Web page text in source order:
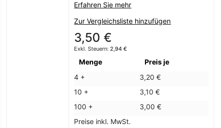
Erfahren Sie mehr
Zur Vergleichsliste hinzufügen
3,50 €
2,94 €
Menge
Preis je
4 +
3,20 €
10 +
3,10 €
100 +
3,00 €
Preise inkl. MwSt.